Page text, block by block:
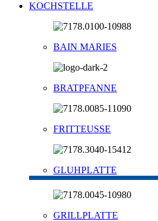
KOCHSTELLE
BAIN MARIES
BRATPFANNE
FRITTEUSSE
GLUHPLATTE
GRILLPLATTE